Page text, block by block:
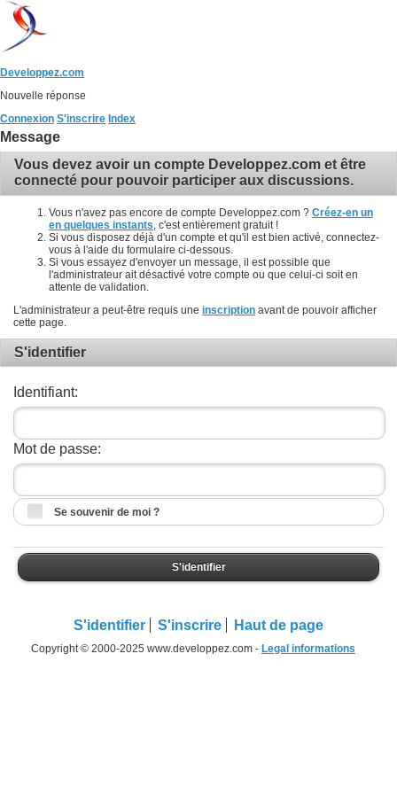
Developpez.com
Nouvelle réponse
Connexion S'inscrire Index
Message
Vous devez avoir un compte Developpez.com et être
connecté pour pouvoir participer aux discussions.
Vous n'avez pas encore de compte Developpez.com ? Créez-en un
en quelques instants , c'est entièrement gratuit !
Si vous disposez déjà d'un compte et qu'il est bien activé, connectez-
vous à l'aide du formulaire ci-dessous.
Si vous essayez d'envoyer un message, il est possible que
l'administrateur ait désactivé votre compte ou que celui-ci soit en
attente de validation.
L'administrateur a peut-être requis une inscription avant de pouvoir afficher
cette page.
S'identifier
Identifiant:
Mot de passe:
Se souvenir de moi ?
S'identifier
S'identifier S'inscrire Haut de page
Copyright © 2000-2025 www.developpez.com - Legal informations